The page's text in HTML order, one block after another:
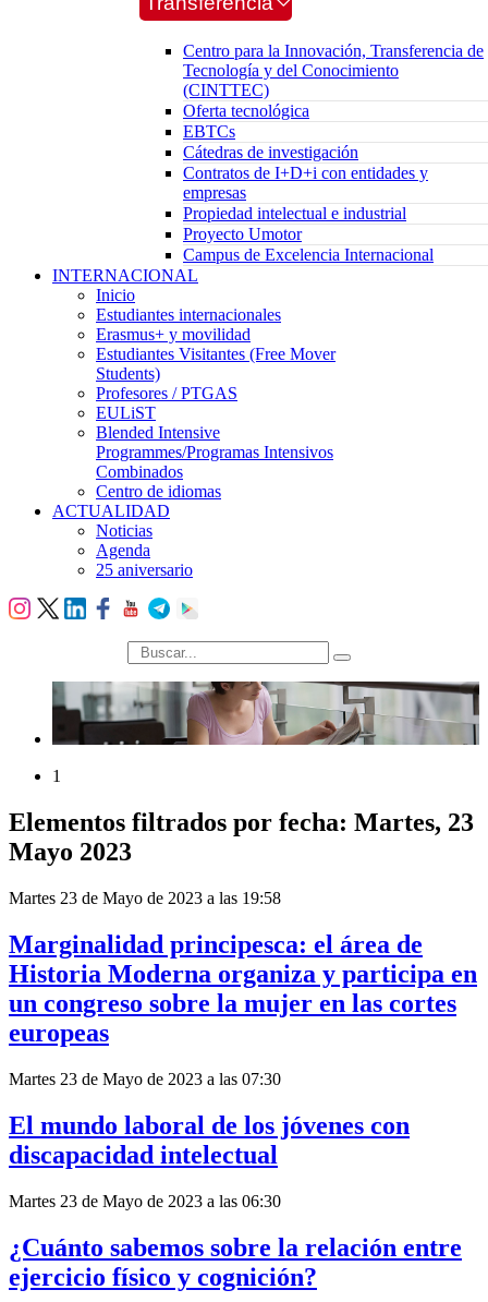
Centro para la Innovación, Transferencia de
Tecnología y del Conocimiento
(CINTTEC)
Oferta tecnológica
EBTCs
Cátedras de investigación
Contratos de I+D+i con entidades y
empresas
Propiedad intelectual e industrial
Proyecto Umotor
Campus de Excelencia Internacional
INTERNACIONAL
Inicio
Estudiantes internacionales
Erasmus+ y movilidad
Estudiantes Visitantes (Free Mover
Students)
Profesores / PTGAS
EULiST
Blended Intensive
Programmes/Programas Intensivos
Combinados
Centro de idiomas
ACTUALIDAD
Noticias
Agenda
25 aniversario
búsqueda
1
Elementos filtrados por fecha: Martes, 23
Mayo 2023
Martes 23 de Mayo de 2023 a las 19:58
Marginalidad principesca: el área de
Historia Moderna organiza y participa en
un congreso sobre la mujer en las cortes
europeas
Martes 23 de Mayo de 2023 a las 07:30
El mundo laboral de los jóvenes con
discapacidad intelectual
Martes 23 de Mayo de 2023 a las 06:30
¿Cuánto sabemos sobre la relación entre
ejercicio físico y cognición?